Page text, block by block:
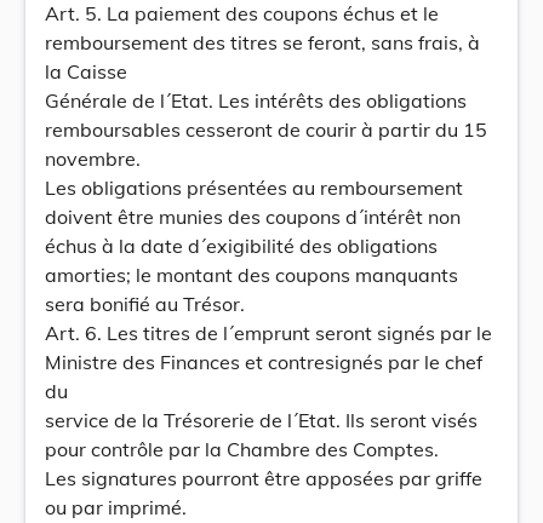
Art. 5. La paiement des coupons échus et le
remboursement des titres se feront, sans frais, à
la Caisse
Générale de l´Etat. Les intérêts des obligations
remboursables cesseront de courir à partir du 15
novembre.
Les obligations présentées au remboursement
doivent être munies des coupons d´intérêt non
échus à la date d´exigibilité des obligations
amorties; le montant des coupons manquants
sera bonifié au Trésor.
Art. 6. Les titres de l´emprunt seront signés par le
Ministre des Finances et contresignés par le chef
du
service de la Trésorerie de l´Etat. Ils seront visés
pour contrôle par la Chambre des Comptes.
Les signatures pourront être apposées par griffe
ou par imprimé.